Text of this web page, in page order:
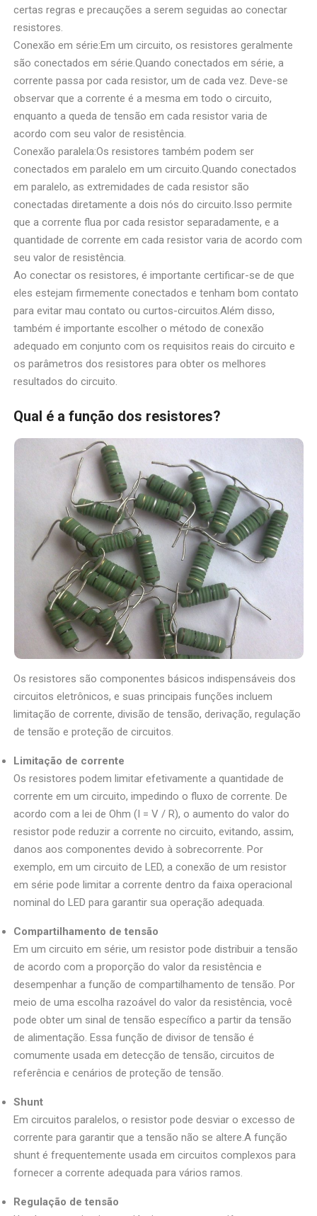
certas regras e precauções a serem seguidas ao conectar
resistores.
Conexão em série:Em um circuito, os resistores geralmente
são conectados em série.Quando conectados em série, a
corrente passa por cada resistor, um de cada vez. Deve-se
observar que a corrente é a mesma em todo o circuito,
enquanto a queda de tensão em cada resistor varia de
acordo com seu valor de resistência.
Conexão paralela:Os resistores também podem ser
conectados em paralelo em um circuito.Quando conectados
em paralelo, as extremidades de cada resistor são
conectadas diretamente a dois nós do circuito.Isso permite
que a corrente flua por cada resistor separadamente, e a
quantidade de corrente em cada resistor varia de acordo com
seu valor de resistência.
Ao conectar os resistores, é importante certificar-se de que
eles estejam firmemente conectados e tenham bom contato
para evitar mau contato ou curtos-circuitos.Além disso,
também é importante escolher o método de conexão
adequado em conjunto com os requisitos reais do circuito e
os parâmetros dos resistores para obter os melhores
resultados do circuito.
Qual é a função dos resistores?
Os resistores são componentes básicos indispensáveis dos
circuitos eletrônicos, e suas principais funções incluem
limitação de corrente, divisão de tensão, derivação, regulação
de tensão e proteção de circuitos.
Limitação de corrente
Os resistores podem limitar efetivamente a quantidade de
corrente em um circuito, impedindo o fluxo de corrente. De
acordo com a lei de Ohm (I = V / R), o aumento do valor do
resistor pode reduzir a corrente no circuito, evitando, assim,
danos aos componentes devido à sobrecorrente. Por
exemplo, em um circuito de LED, a conexão de um resistor
em série pode limitar a corrente dentro da faixa operacional
nominal do LED para garantir sua operação adequada.
Compartilhamento de tensão
Em um circuito em série, um resistor pode distribuir a tensão
de acordo com a proporção do valor da resistência e
desempenhar a função de compartilhamento de tensão. Por
meio de uma escolha razoável do valor da resistência, você
pode obter um sinal de tensão específico a partir da tensão
de alimentação. Essa função de divisor de tensão é
comumente usada em detecção de tensão, circuitos de
referência e cenários de proteção de tensão.
Shunt
Em circuitos paralelos, o resistor pode desviar o excesso de
corrente para garantir que a tensão não se altere.A função
shunt é frequentemente usada em circuitos complexos para
fornecer a corrente adequada para vários ramos.
Regulação de tensão